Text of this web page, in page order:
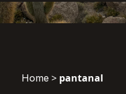
Home > pantanal